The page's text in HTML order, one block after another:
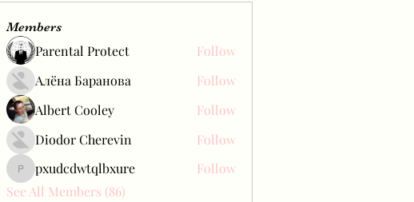
Members
Parental Protect
Follow
Алёна Баранова
Follow
Albert Cooley
Follow
Diodor Cherevin
Follow
pxudcdwtqlbxure
pxudcdwtqlbxure
Follow
See All Members (86)